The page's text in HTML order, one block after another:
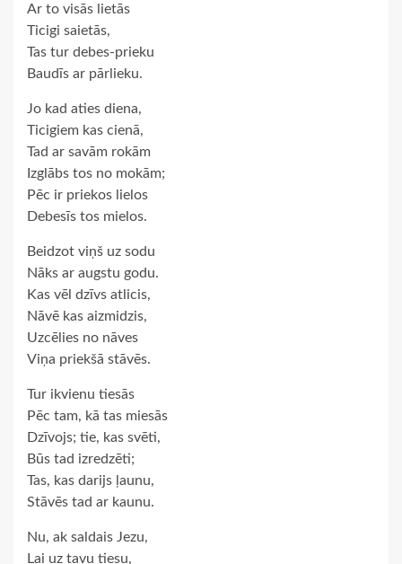
Ar to visās lietās
Ticigi saietās,
Tas tur debes-prieku
Baudīs ar pārlieku.
Jo kad aties diena,
Ticigiem kas cienā,
Tad ar savām rokām
Izglābs tos no mokām;
Pēc ir priekos lielos
Debesīs tos mielos.
Beidzot viņš uz sodu
Nāks ar augstu godu.
Kas vēl dzīvs atlicis,
Nāvē kas aizmidzis,
Uzcēlies no nāves
Viņa priekšā stāvēs.
Tur ikvienu tiesās
Pēc tam, kā tas miesās
Dzīvojs; tie, kas svēti,
Būs tad izredzēti;
Tas, kas darijs ļaunu,
Stāvēs tad ar kaunu.
Nu, ak saldais Jezu,
Lai uz tavu tiesu,